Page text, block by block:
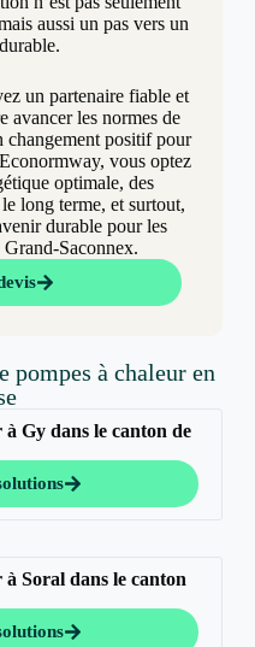
aussi un pas vers un
un partenaire fiable et
avancer les normes de
changement positif pour
vous optez
optimale, des
long terme, et surtout,
durable pour les
Saconnex.
pompes à chaleur en
Gy dans le canton de
Soral dans le canton